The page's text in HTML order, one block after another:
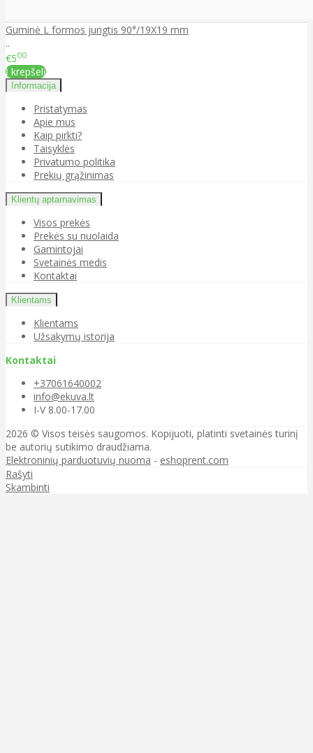
Guminė L formos jungtis 90°/19X19 mm
..
€500
Į krepšelį
Informacija
Pristatymas
Apie mus
Kaip pirkti?
Taisyklės
Privatumo politika
Prekių grąžinimas
Klientų aptarnavimas
Visos prekės
Prekės su nuolaida
Gamintojai
Svetainės medis
Kontaktai
Klientams
Klientams
Užsakymų istorija
Kontaktai
+37061640002
info@ekuva.lt
I-V 8.00-17.00
2026 © Visos teisės saugomos. Kopijuoti, platinti svetainės turinį
be autorių sutikimo draudžiama.
Elektroninių parduotuvių nuoma - eshoprent.com
Rašyti
Skambinti